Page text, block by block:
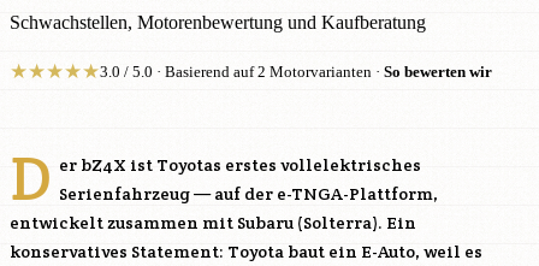
Schwachstellen, Motorenbewertung und Kaufberatung
★★★★★3.0 / 5.0 · Basierend auf 2 Motorvarianten · So bewerten wir
D er bZ4X ist Toyotas erstes vollelektrisches
Serienfahrzeug — auf der e-TNGA-Plattform,
entwickelt zusammen mit Subaru (Solterra). Ein
konservatives Statement: Toyota baut ein E-Auto, weil es